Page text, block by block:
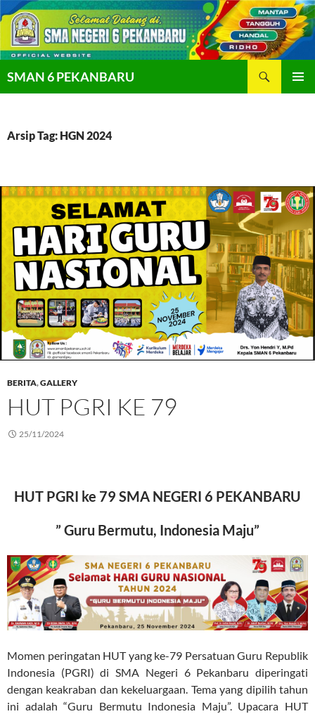
Langsung
ke
SMAN 6 PEKANBARU
Arsip Tag: HGN 2024
BERITA,GALLERY
HUT PGRI KE 79
25/11/2024
HUT PGRI ke 79 SMA NEGERI 6 PEKANBARU
” Guru Bermutu, Indonesia Maju”
Momen peringatan HUT yang ke-79 Persatuan Guru Republik
Indonesia (PGRI) di SMA Negeri 6 Pekanbaru diperingati
dengan keakraban dan kekeluargaan. Tema yang dipilih tahun
ini adalah “Guru Bermutu Indonesia Maju”. Upacara HUT